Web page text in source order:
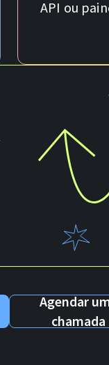
API ou
Agendar
chamada